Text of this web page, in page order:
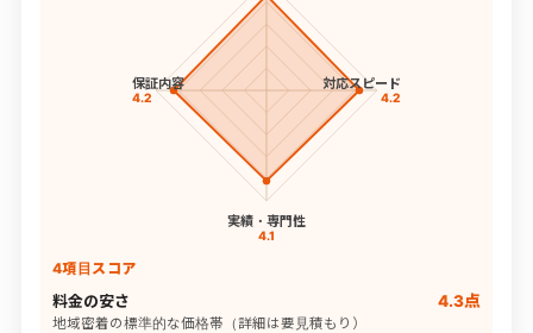
対応スピード
4.2
実績・専門性
4.1
保証内容
4.2
4項目スコア
料金の安さ 4.3点
地域密着の標準的な価格帯（詳細は要見積もり）